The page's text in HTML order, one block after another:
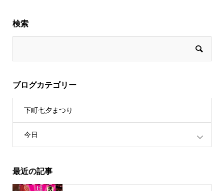
検索
ブログカテゴリー
下町七夕まつり
今日
最近の記事